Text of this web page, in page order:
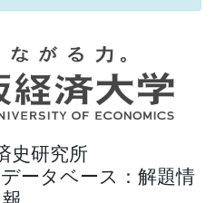
史研究所
データベース：解題情